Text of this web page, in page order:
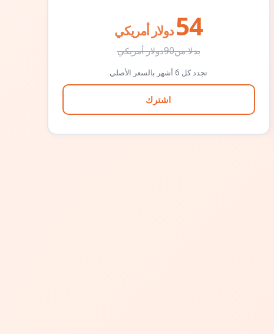
54 دولار أمريكي
بدلا من90دولار أمريكي
تجدد كل 6 أشهر بالسعر الأصلي
اشترك